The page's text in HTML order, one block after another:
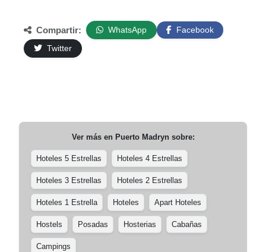
Compartir: WhatsApp
Facebook
Twitter
Ver más en Puerto Madrynsobre:
Hoteles 5 Estrellas Hoteles 4 Estrellas
Hoteles 3 Estrellas Hoteles 2 Estrellas
Hoteles 1 Estrella Hoteles Apart Hoteles
Hostels Posadas Hosterias Cabañas
Campings